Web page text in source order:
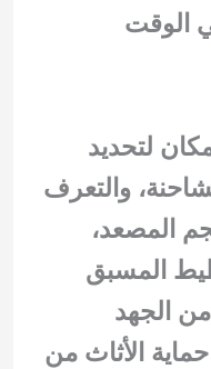
الوقت
لتحديد
والتعرف
المصعد،
المسبق
الجهد
الأثاث من